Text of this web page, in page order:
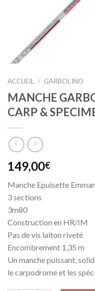
ACCUEIL / GARBOLINO
MANCHE
CARP &
149,00€
Manche Epuisette
3 sections
3m80
Construction en HR/IM
Pas de vis laiton riveté
Encombrement 1,35 m
Un manche puissant,
le carpodrome et les